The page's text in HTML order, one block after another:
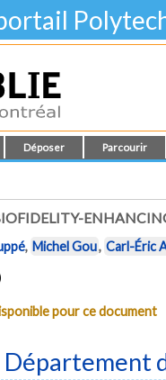
Déposer Parcourir
, Michel Gou, Carl-Éric
pour ce document
Département